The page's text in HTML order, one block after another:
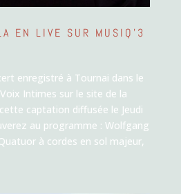
EN LIVE SUR MUSIQ’3
enregistré à Tournai dans le
Intimes sur le site de la
captation diffusée le Jeudi
au programme : Wolfgang
à cordes en sol majeur,